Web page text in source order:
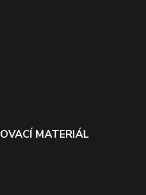
MATERIÁL